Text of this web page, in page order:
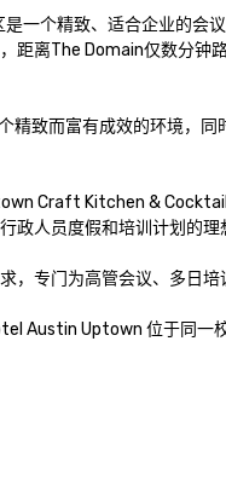
一个精致、适合企业的会
距离The Domain仅数分
精致而富有成效的环境，
Craft Kitchen &
政人员度假和培训计划的理
，专门为高管会议、多日培
Austin Uptown 位于同